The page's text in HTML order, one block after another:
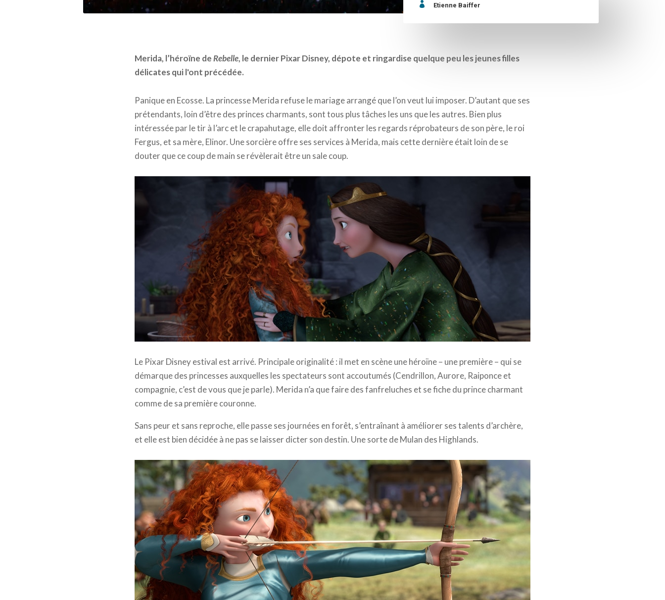
 Etienne Baiffer
Merida, l’héroïne deRebelle, le dernier Pixar Disney, dépote et ringardise quelque peu les jeunes filles
délicates qui l'ont précédée.
Panique en Ecosse. La princesse Merida refuse le mariage arrangé que l’on veut lui imposer. D’autant que ses
prétendants, loin d’être des princes charmants, sont tous plus tâches les uns que les autres. Bien plus
intéressée par le tir à l’arc et le crapahutage, elle doit affronter les regards réprobateurs de son père, le roi
Fergus, et sa mère, Elinor. Une sorcière offre ses services à Merida, mais cette dernière était loin de se
douter que ce coup de main se révèlerait être un sale coup.
Le Pixar Disney estival est arrivé. Principale originalité : il met en scène une héroïne – une première – qui se
démarque des princesses auxquelles les spectateurs sont accoutumés (Cendrillon, Aurore, Raiponce et
compagnie, c’est de vous que je parle). Merida n’a que faire des fanfreluches et se fiche du prince charmant
comme de sa première couronne.
Sans peur et sans reproche, elle passe ses journées en forêt, s’entraînant à améliorer ses talents d’archère,
et elle est bien décidée à ne pas se laisser dicter son destin. Une sorte de Mulan des Highlands.